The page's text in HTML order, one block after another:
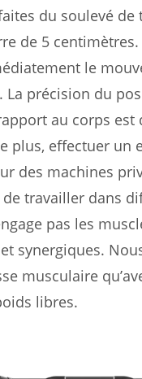
du soulevé de
de 5
le
La précision du
au corps est
plus, effectuer un
des machines
travailler dans
pas les
synergiques.
musculaire
libres.